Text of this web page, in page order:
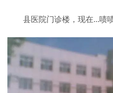
县医院门诊楼，现在...啧